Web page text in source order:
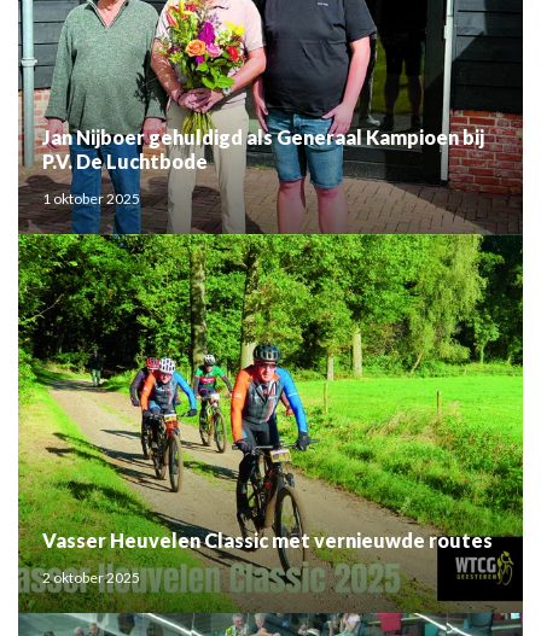
Jan Nijboer gehuldigd als Generaal Kampioen bij
P.V. De Luchtbode
1 oktober 2025
Vasser Heuvelen Classic met vernieuwde routes
2 oktober 2025